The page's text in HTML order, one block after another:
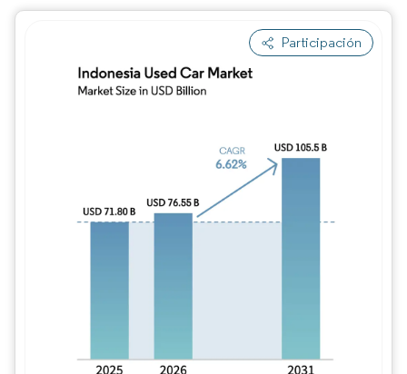
Participación